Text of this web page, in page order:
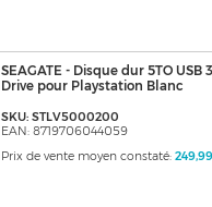
SEAGATE - Disque dur 5TO USB
Drive pour Playstation Blanc
SKU: STLV5000200
EAN: 8719706044059
Prix de vente moyen constaté: